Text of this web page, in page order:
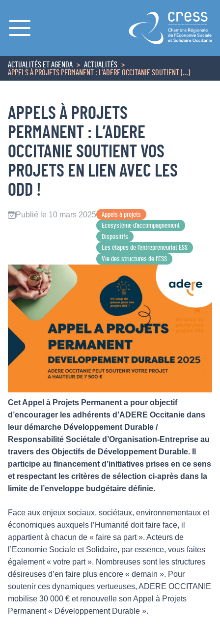
Menu
ACCUEIL
ACTUALITÉS ET AGENDA
ACTUALITÉS
APPELS À PROJETS PERMANENT : L’ADERE OCCITANIE SOUTIENT (…)
APPELS À PROJETS
PERMANENT : L’ADERE
OCCITANIE SOUTIENT VOS
PROJETS EN LIEN AVEC LES
ODD !
Publié le 10 mars 2025
Appels à projets
Ecosystème d’accompagnement
Dispositifs
Les étapes de l’entrepreneuriat ESS
Vie des structures de l’ESS
Cet Appel à Projets Permanent a pour objectif
d’encourager les adhérents d’ADERE Occitanie dans
leur démarche Développement Durable /
Responsabilité Sociétale d’Organisation-Entreprise au
travers des Objectifs de Développement Durable. Il
participe au financement d’initiatives prises en ce sens
et respectant les critères de sélection ci-après dans la
limite de l’enveloppe budgétaire définie.
Face aux enjeux sociaux, sociétaux, environnementaux et
économiques auxquels l’Humanité doit faire face, il
appartient à chacun de « faire sa part ». Acteurs de
l’Economie Sociale et Solidaire, par essence, vous faites
également « votre part ». Nombreuses sont les structures
désireuses d’en faire plus encore « demain ». Pour
soutenir ces dynamiques vertueuses, ADERE OCCITANIE
mobilise 30 000 € et renouvelle son Appel à Projets
Permanent « Développement Durable ».